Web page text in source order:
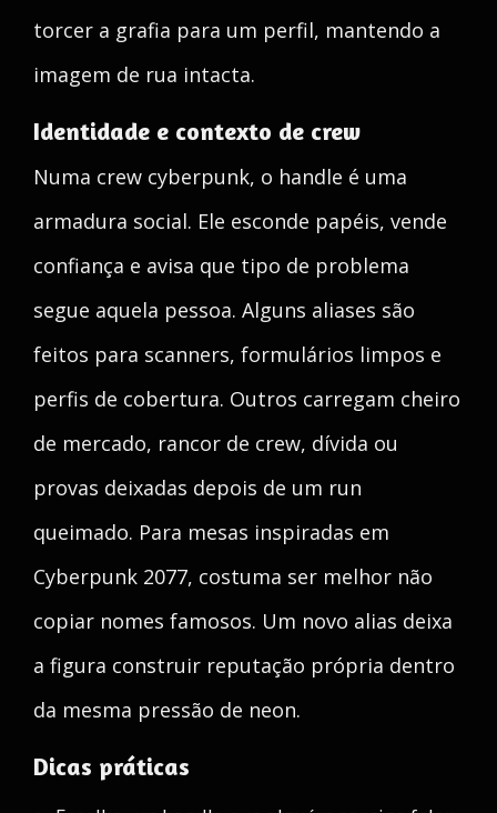
torcer a grafia para um perfil, mantendo a
imagem de rua intacta.
Identidade e contexto de crew
Numa crew cyberpunk, o handle é uma
armadura social. Ele esconde papéis, vende
confiança e avisa que tipo de problema
segue aquela pessoa. Alguns aliases são
feitos para scanners, formulários limpos e
perfis de cobertura. Outros carregam cheiro
de mercado, rancor de crew, dívida ou
provas deixadas depois de um run
queimado. Para mesas inspiradas em
Cyberpunk 2077, costuma ser melhor não
copiar nomes famosos. Um novo alias deixa
a figura construir reputação própria dentro
da mesma pressão de neon.
Dicas práticas